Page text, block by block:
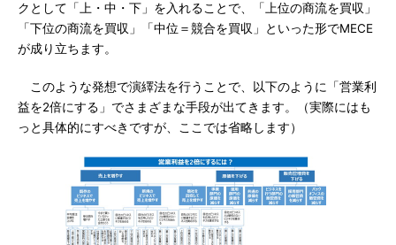
クとして「上・中・下」を入れることで、「上位の商流を買収」
「下位の商流を買収」「中位＝競合を買収」といった形でMECE
が成り立ちます。
このような発想で演繹法を行うことで、以下のように「営業利
益を2倍にする」でさまざまな手段が出てきます。（実際にはも
っと具体的にすべきですが、ここでは省略します）